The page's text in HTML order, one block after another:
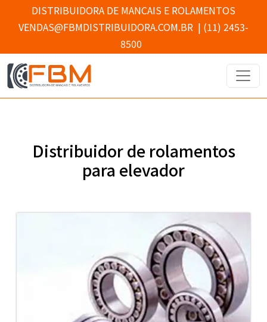
DISTRIBUIDORA DE MANCAIS E ROLAMENTOS
VENDAS@FBMDISTRIBUIDORA.COM.BR | (11) 2453-
8500
Distribuidor de rolamentos
para elevador